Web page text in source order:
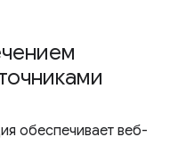
обеспечивает веб-